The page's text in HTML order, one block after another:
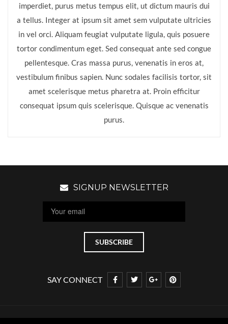
imperdiet, purus metus tempus elit, ut dictum mauris dui
a tellus. Integer at ipsum sit amet sem vulputate ultricies
in vel orci. Aliquam feugiat vulputate ligula, quis posuere
tortor condimentum eget. Sed consequat ante sed congue
pellentesque. Cras massa purus, venenatis in eros at,
vestibulum finibus sapien. Nunc sodales facilisis tortor, sit
amet scelerisque metus pharetra at. Proin efficitur
consequat ipsum quis scelerisque. Quisque ac venenatis
purus.
SIGNUP NEWSLETTER
SAY CONNECT